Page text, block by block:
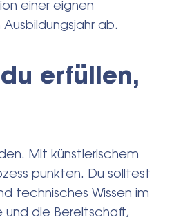
einer eignen
ab.
erfüllen,
Mit künstlerischem
punkten. Du solltest
technisches Wissen im
und die Bereitschaft,